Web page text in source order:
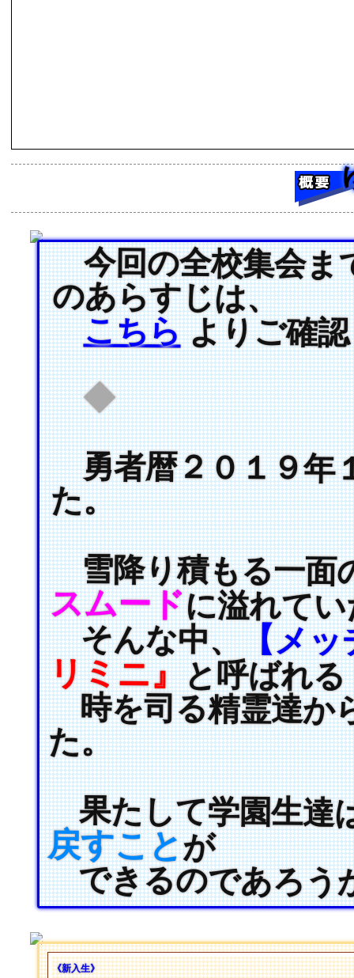
今回の全校集会ま
のあらすじは、
こちらよりご確
◆
勇者暦２０１９年
た。
雪降り積もる一面
スムードに溢れてい
そんな中、【メッ
リミニ』と呼ばれる
時を司る精霊達か
た。
果たして学園生達
戻すことが
できるのであろ
《新入生》